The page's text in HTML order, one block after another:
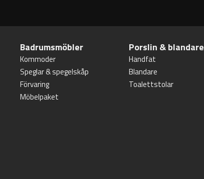
Badrumsmöbler
Kommoder
Speglar & spegelskåp
Förvaring
Möbelpaket
Porslin & blandare
Handfat
Blandare
Toalettstolar